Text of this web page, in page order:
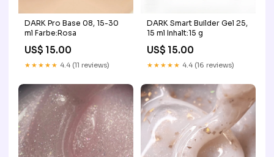
DARK Pro Base 08, 15-30
ml Farbe:Rosa
US$ 15.00
★★★★★ 4.4 (11 reviews)
DARK Smart Builder Gel 25,
15 ml Inhalt:15 g
US$ 15.00
★★★★★ 4.4 (16 reviews)